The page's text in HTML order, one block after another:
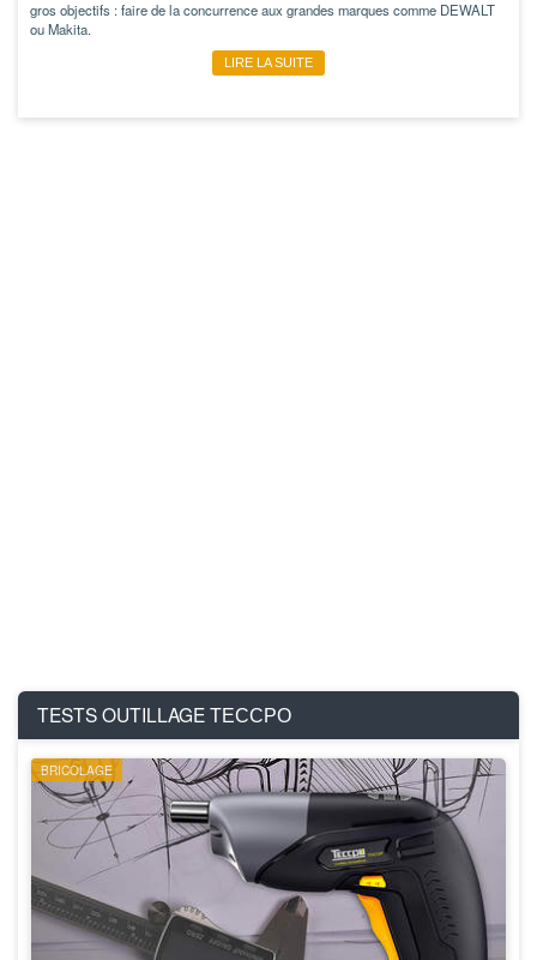
gros objectifs : faire de la concurrence aux grandes marques comme DEWALT
ou Makita.
LIRE LA SUITE
TESTS OUTILLAGE TECCPO
BRICOLAGE